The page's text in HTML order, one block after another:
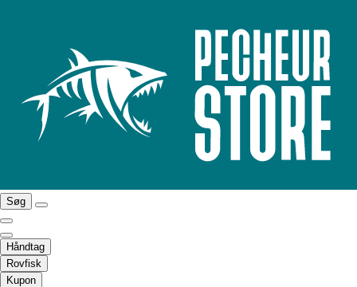
Søg
Håndtag
Rovfisk
Kupon